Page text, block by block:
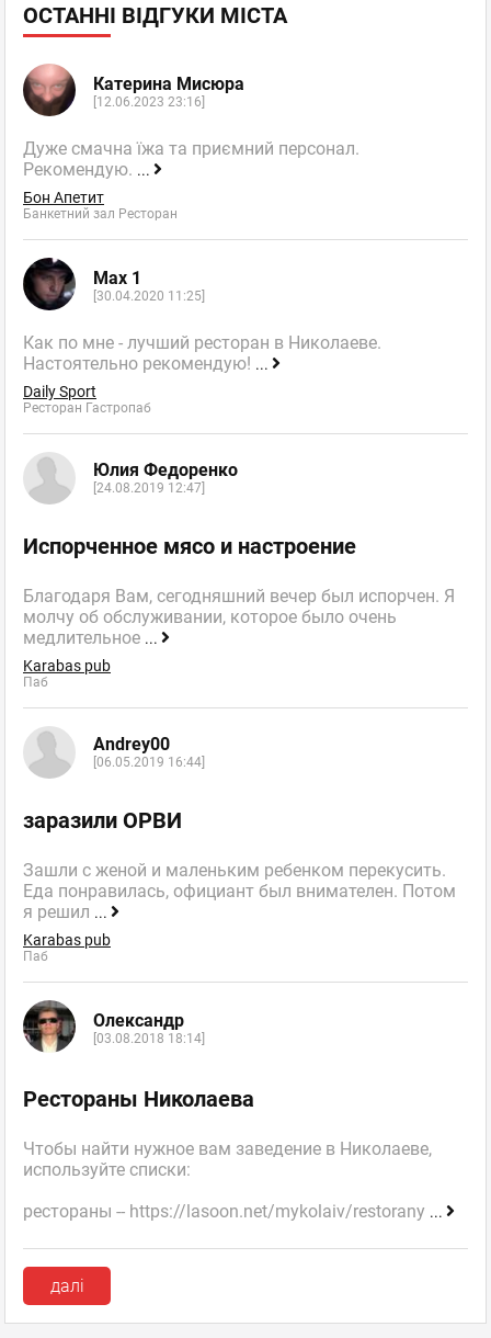
ОСТАННІ ВІДГУКИ МІСТА
Катерина Мисюра
[12.06.2023 23:16]
Дуже смачна їжа та приємний персонал.
Рекомендую. ...
Бон Апетит
Банкетний зал Ресторан
Max 1
[30.04.2020 11:25]
Как по мне - лучший ресторан в Николаеве.
Настоятельно рекомендую! ...
Daily Sport
Ресторан Гастропаб
Юлия Федоренко
[24.08.2019 12:47]
Испорченное мясо и настроение
Благодаря Вам, сегодняшний вечер был испорчен. Я
молчу об обслуживании, которое было очень
медлительное ...
Karabas pub
Паб
Andrey00
[06.05.2019 16:44]
заразили ОРВИ
Зашли с женой и маленьким ребенком перекусить.
Еда понравилась, официант был внимателен. Потом
я решил ...
Karabas pub
Паб
Олександр
[03.08.2018 18:14]
Рестораны Николаева
Чтобы найти нужное вам заведение в Николаеве,
используйте списки:
рестораны -- https://lasoon.net/mykolaiv/restorany ...
далі